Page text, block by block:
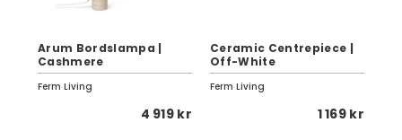
Arum Bordslampa |
Cashmere
Ferm Living
4 919 kr
Ceramic Centrepiece |
Off-White
Ferm Living
1 169 kr